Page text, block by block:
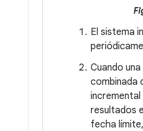
El sistema
Cuando
combinada
incremental
resultados
fecha